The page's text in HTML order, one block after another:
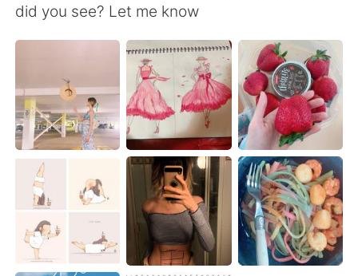
did you see? Let me know